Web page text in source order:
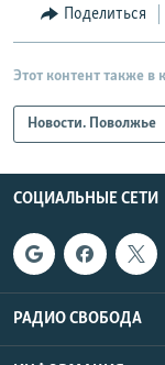
Поделиться
Этот контент также в
Новости. Поволжье
СОЦИАЛЬНЫЕ СЕТИ
РАДИО СВОБОДА